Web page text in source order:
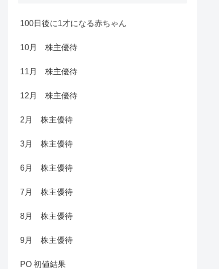
100日後に1才になる赤ちゃん
10月 株主優待
11月 株主優待
12月 株主優待
2月 株主優待
3月 株主優待
6月 株主優待
7月 株主優待
8月 株主優待
9月 株主優待
PO 初値結果